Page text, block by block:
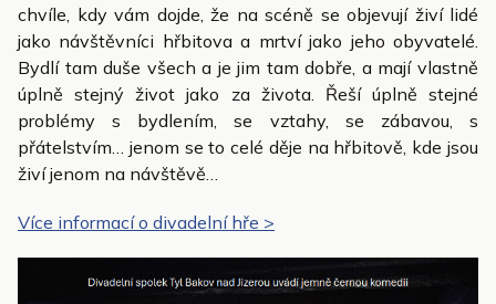
chvíle, kdy vám dojde, že na scéně se objevují živí lidé
jako návštěvníci hřbitova a mrtví jako jeho obyvatelé.
Bydlí tam duše všech a je jim tam dobře, a mají vlastně
úplně stejný život jako za života. Řeší úplně stejné
problémy s bydlením, se vztahy, se zábavou, s
přátelstvím… jenom se to celé děje na hřbitově, kde jsou
živí jenom na návštěvě…
Více informací o divadelní hře >